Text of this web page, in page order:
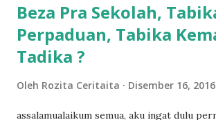
Beza Pra Sekolah,
Perpaduan, Tabika
Tadika ?
Oleh Rozita Ceritaita Disember 16, 2016
assalamualaikum semua, aku ingat dulu